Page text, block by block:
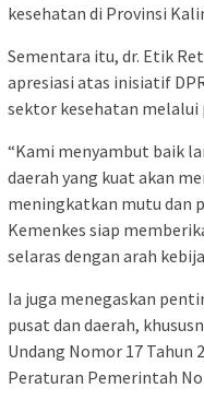
kesehatan di Provinsi
Sementara itu, dr. Etik
apresiasi atas inisiatif
sektor kesehatan melalui
“Kami menyambut baik
daerah yang kuat akan
meningkatkan mutu dan
Kemenkes siap
selaras dengan arah
Ia juga menegaskan
pusat dan daerah,
Undang Nomor 17 Tahun
Peraturan Pemerintah